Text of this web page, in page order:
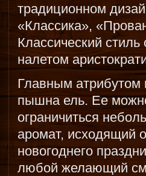
традиционном
«Классика»,
Классический
налетом
Главным атрибутом
пышна ель. Ее
ограничиться
аромат, исходящий
новогоднего
любой желающий